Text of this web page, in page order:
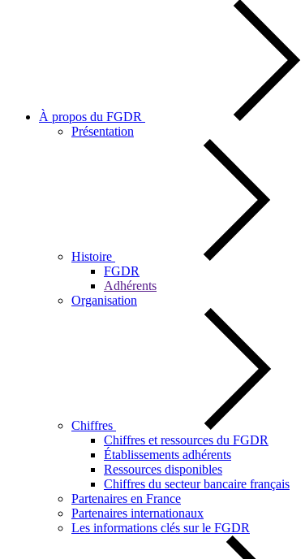
À propos du FGDR
Présentation
Histoire
FGDR
Adhérents
Organisation
Chiffres
Chiffres et ressources du FGDR
Établissements adhérents
Ressources disponibles
Chiffres du secteur bancaire français
Partenaires en France
Partenaires internationaux
Les informations clés sur le FGDR